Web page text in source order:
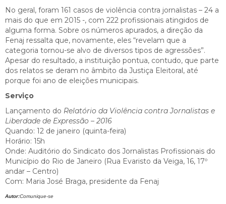
No geral, foram 161 casos de violência contra jornalistas – 24 a
mais do que em 2015 -, com 222 profissionais atingidos de
alguma forma. Sobre os números apurados, a direção da
Fenaj ressalta que, novamente, eles “revelam que a
categoria tornou-se alvo de diversos tipos de agressões”.
Apesar do resultado, a instituição pontua, contudo, que parte
dos relatos se deram no âmbito da Justiça Eleitoral, até
porque foi ano de eleições municipais.
Serviço
Lançamento do Relatório da Violência contra Jornalistas e
Liberdade de Expressão – 2016
Quando: 12 de janeiro (quinta-feira)
Horário: 15h
Onde: Auditório do Sindicato dos Jornalistas Profissionais do
Município do Rio de Janeiro (Rua Evaristo da Veiga, 16, 17º
andar – Centro)
Com: Maria José Braga, presidente da Fenaj
Autor:Comunique-se